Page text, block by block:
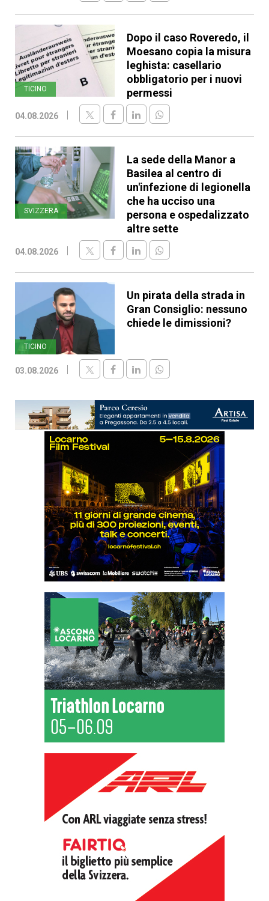
TICINO
Dopo il caso Roveredo, il
Moesano copia la misura
leghista: casellario
obbligatorio per i nuovi
permessi
04.08.2026
SVIZZERA
La sede della Manor a
Basilea al centro di
un'infezione di legionella
che ha ucciso una
persona e ospedalizzato
altre sette
04.08.2026
TICINO
Un pirata della strada in
Gran Consiglio: nessuno
chiede le dimissioni?
03.08.2026